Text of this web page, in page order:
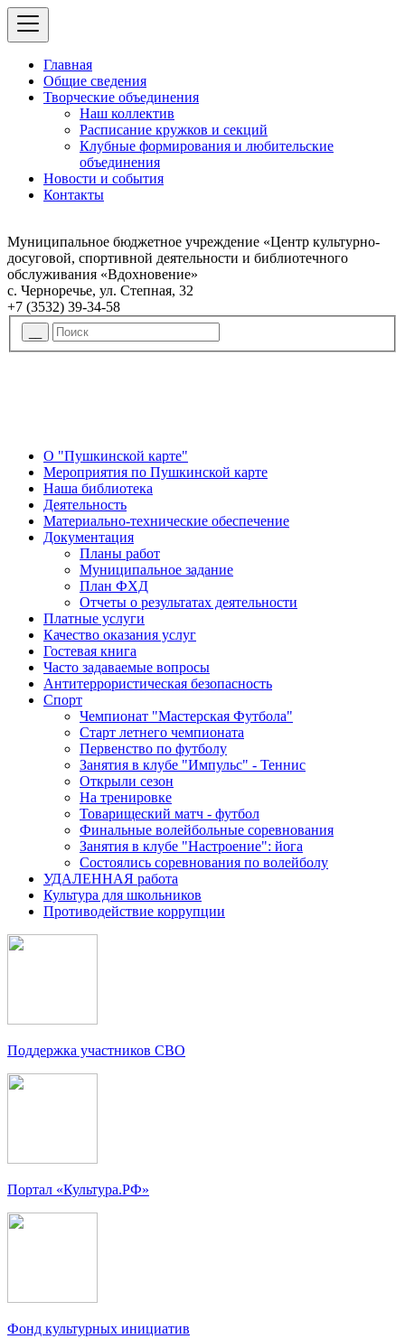
Главная
Общие сведения
Творческие объединения
Наш коллектив
Расписание кружков и секций
Клубные формирования и любительские
объединения
Новости и события
Контакты
Муниципальное бюджетное учреждение «Центр культурно-
досуговой, спортивной деятельности и библиотечного
обслуживания «Вдохновение»
с. Черноречье, ул. Степная, 32
+7 (3532) 39-34-58
О "Пушкинской карте"
Мероприятия по Пушкинской карте
Наша библиотека
Деятельность
Материально-технические обеспечение
Документация
Планы работ
Муниципальное задание
План ФХД
Отчеты о результатах деятельности
Платные услуги
Качество оказания услуг
Гостевая книга
Часто задаваемые вопросы
Антитеррористическая безопасность
Спорт
Чемпионат "Мастерская Футбола"
Старт летнего чемпионата
Первенство по футболу
Занятия в клубе "Импульс" - Теннис
Открыли сезон
На тренировке
Товарищеский матч - футбол
Финальные волейбольные соревнования
Занятия в клубе "Настроение": йога
Состоялись соревнования по волейболу
УДАЛЕННАЯ работа
Культура для школьников
Противодействие коррупции
Поддержка участников СВО
Портал «Культура.РФ»
Фонд культурных инициатив